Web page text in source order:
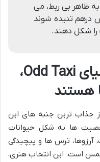
ظاهر بی ربط، می
درهم تنیده شوند
را شکل دهند.
شخصیت پردازی: در دنیای Odd Taxi،
هستند
جذاب ترین جنبه های این
ها به شکل حیوانات
آرزوها، ترس ها و پیچیدگی
لمس است. این انتخاب هنری،